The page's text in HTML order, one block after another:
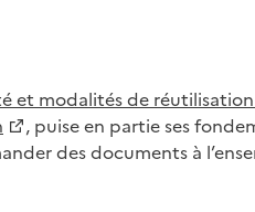
et modalités de
, puise en partie ses
des documents à